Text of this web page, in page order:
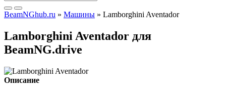
BeamNGhub.ru » Машины » Lamborghini Aventador
Lamborghini Aventador для
BeamNG.drive
Описание